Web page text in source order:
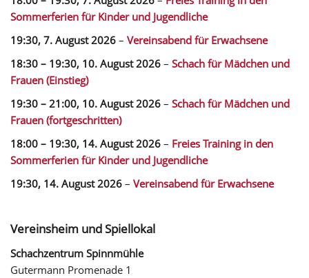
Sommerferien für Kinder und Jugendliche
19:30, 7. August 2026 – Vereinsabend für Erwachsene
18:30 – 19:30, 10. August 2026 – Schach für Mädchen und
Frauen (Einstieg)
19:30 – 21:00, 10. August 2026 – Schach für Mädchen und
Frauen (fortgeschritten)
18:00 – 19:30, 14. August 2026 – Freies Training in den
Sommerferien für Kinder und Jugendliche
19:30, 14. August 2026 – Vereinsabend für Erwachsene
Vereinsheim und Spiellokal
Schachzentrum Spinnmühle
Gutermann Promenade 1